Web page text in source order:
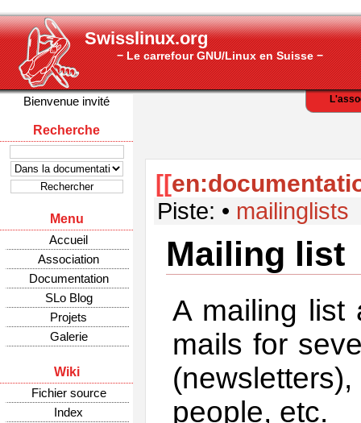
Swisslinux.org
− Le carrefour GNU/Linux en Suisse −
Bienvenue invité
Recherche
Menu
Accueil
Association
Documentation
SLo Blog
Projets
Galerie
Wiki
Fichier source
Index
[[
Piste: • mailinglists
Mailing list
A mailing list
mails for
people, etc.